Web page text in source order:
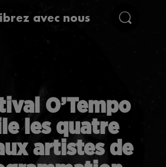
avec nous
O’Tempo
les quatre
artistes de